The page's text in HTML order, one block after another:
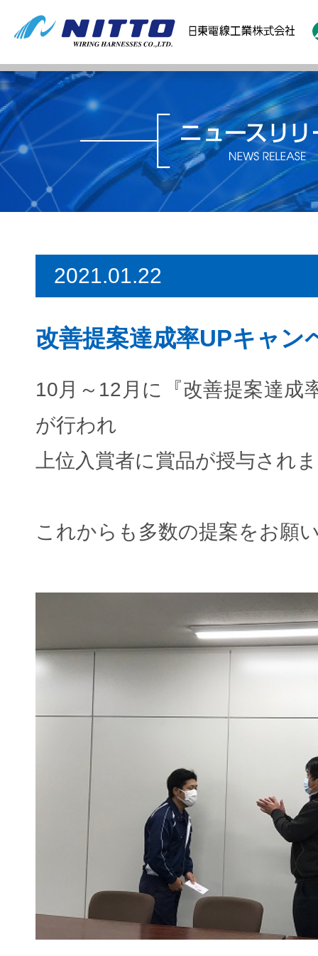
2021.01.22
改善提案達成率UPキャン
10月～12月に『改善提案達成
が行われ
上位入賞者に賞品が授与され
これからも多数の提案をお願